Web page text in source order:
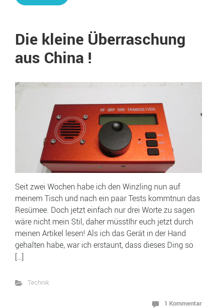
Die kleine Überraschung
aus China !
Seit zwei Wochen habe ich den Winzling nun auf
meinem Tisch und nach ein paar Tests kommtnun das
Resümee. Doch jetzt einfach nur drei Worte zu sagen
wäre nicht mein Stil, daher müsstIhr euch jetzt durch
meinen Artikel lesen! Als ich das Gerät in der Hand
gehalten habe, war ich erstaunt, dass dieses Ding so
[…]
Technik
1 Kommentar